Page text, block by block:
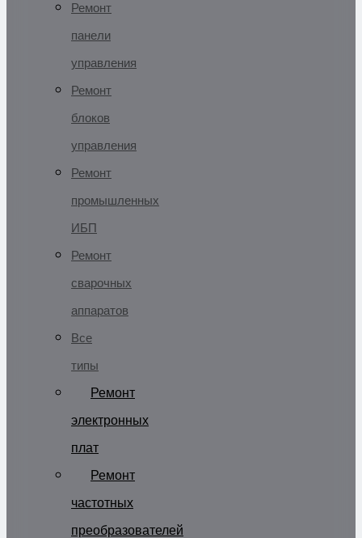
Ремонт
панели
управления
Ремонт
блоков
управления
Ремонт
промышленных
ИБП
Ремонт
сварочных
аппаратов
Все
типы
Ремонт
электронных
плат
Ремонт
частотных
преобразователей